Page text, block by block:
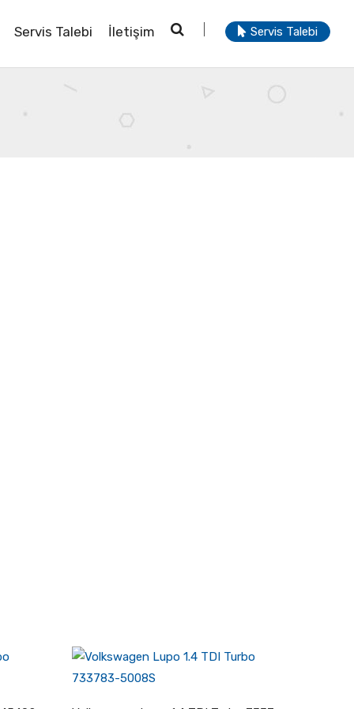
Servis Talebi İletişim Servis Talebi